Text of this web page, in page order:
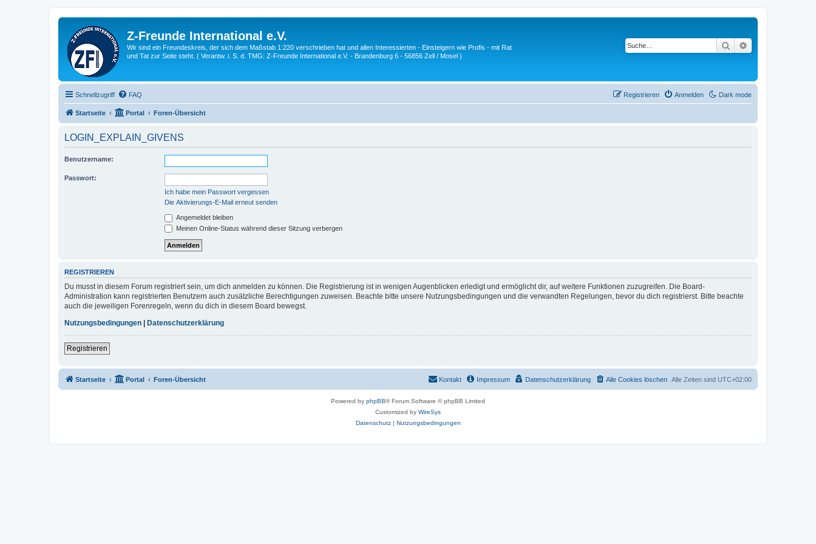
Z-Freunde International e.V.
Wir sind ein Freundeskreis, der sich dem Maßstab 1:220 verschrieben hat und allen Interessierten - Einsteigern wie Profis - mit Rat
und Tat zur Seite steht. ( Verantw. i. S. d. TMG: Z-Freunde International e.V. - Brandenburg 6 - 56856 Zell / Mosel )
Suche
Schnellzugriff Dark mode
FAQ Anmelden
Registrieren
Startseite Portal Foren-Übersicht
LOGIN_EXPLAIN_GIVENS
Benutzername:
Passwort:
Ich habe mein Passwort vergessen
Die Aktivierungs-E-Mail erneut senden
Angemeldet bleiben
Meinen Online-Status während dieser Sitzung verbergen
REGISTRIEREN
Du musst in diesem Forum registriert sein, um dich anmelden zu können. Die Registrierung ist in wenigen Augenblicken erledigt und ermöglicht dir, auf weitere Funktionen zuzugreifen. Die Board-
Administration kann registrierten Benutzern auch zusätzliche Berechtigungen zuweisen. Beachte bitte unsere Nutzungsbedingungen und die verwandten Regelungen, bevor du dich registrierst. Bitte beachte
auch die jeweiligen Forenregeln, wenn du dich in diesem Board bewegst.
Nutzungsbedingungen | Datenschutzerklärung
Registrieren
Startseite Portal Foren-Übersicht Alle Zeiten sind UTC+02:00
Alle Cookies löschen
Datenschutzerklärung
Impressum
Kontakt
Powered by phpBB® Forum Software © phpBB Limited
Customized by WireSys
Datenschutz| Nutzungsbedingungen